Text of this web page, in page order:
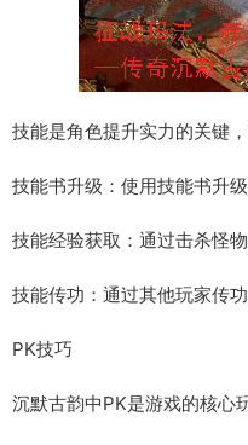
技能是角色提升实力的关键
技能书升级：使用技能书升级
技能经验获取：通过击杀怪
技能传功：通过其他玩家传功
PK技巧
沉默古韵中PK是游戏的核心